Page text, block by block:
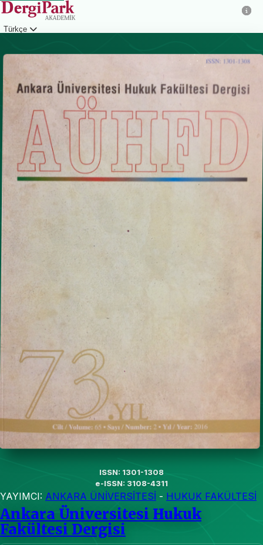
Türkçe
ISSN: 1301-1308
e-ISSN: 3108-4311
YAYIMCI: ANKARA ÜNİVERSİTESİ - HUKUK FAKÜLTESİ
Ankara Üniversitesi Hukuk
Fakültesi Dergisi